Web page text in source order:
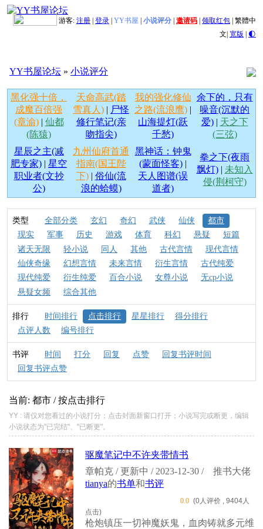
游客: 注册 登录 YY书屋 小说评分 邀请码 领取红包 繁體中
文| 宽版 | 🌓
YY书屋论坛 » 小说评分
黑化强十倍，
成魔百倍强
(章渝)| 仙都
(陈猿)
天命高武(踏
雪真人) | 尸怪
修行笔记(亲
吻指尖)
我的强化修仙
之路(流浪鹰) |
山海提灯(跃
千愁)
余下的，只有
噪音(沉默的
爱)| 天之下
(三弦)
星辰之主(减
肥专家) | 星空
职业者(文抄
公)
九州仙府首通
指南(国王陛
下)| 俗仙(流
浪的蛤蟆)
黑神话：钟鬼
(蒙面怪客) |
天人图谱(误
道者)
拳之下(夜雨
飘灯)| 未知入
侵(荆柯守)
类型 全部分类 玄幻 奇幻 武侠 仙侠
都市
现实
军事 历史 游戏 体育 科幻 悬疑
短篇
诸天无限
轻小说 同人 其他 古代言情
现代言情
仙侠奇缘
幻想言情 未来言情 衍生言情
古代纯爱
现代纯爱
衍生纯爱 百合小说 女尊小说
无cp小说
悬疑女频
综合其他
排行 时间排行 点击排行 星星排行
得分排行
点评人数
编号排行
书评 时间 打分 回复 点赞
回复书评时间
回复书评点赞
当前: 都市 / 按点击排行
YY : 请仅对您看过的小说打分；点击封面新窗口打开；小说写完或断更，编辑
小说状态为"已完结"、"已断更"。
驱魔笔记中不许夹带情书
章帕克 / 更新中 / 2023-12-30 /
推书大佬
tianya的书单和书评
0.0 (0人评价 , 9404人
点击)
枪炮镇压一切神魔妖鬼，血肉铸就多元维